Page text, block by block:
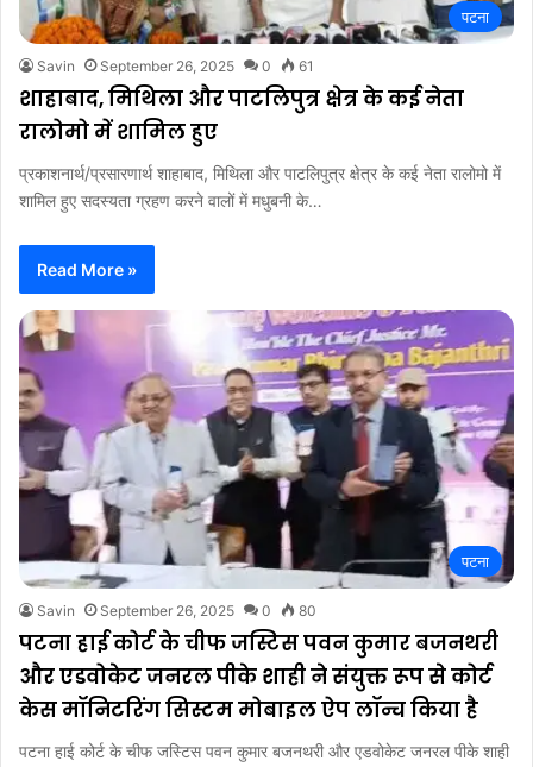
पटना
Savin September 26, 2025 0 61
शाहाबाद, मिथिला और पाटलिपुत्र क्षेत्र के कई नेता
रालोमो में शामिल हुए
प्रकाशनार्थ/प्रसारणार्थ शाहाबाद, मिथिला और पाटलिपुत्र क्षेत्र के कई नेता रालोमो में
शामिल हुए सदस्यता ग्रहण करने वालों में मधुबनी के…
Read More »
पटना
Savin September 26, 2025 0 80
पटना हाई कोर्ट के चीफ जस्टिस पवन कुमार बजनथरी
और एडवोकेट जनरल पीके शाही ने संयुक्त रूप से कोर्ट
केस मॉनिटरिंग सिस्टम मोबाइल ऐप लॉन्च किया है
पटना हाई कोर्ट के चीफ जस्टिस पवन कुमार बजनथरी और एडवोकेट जनरल पीके शाही